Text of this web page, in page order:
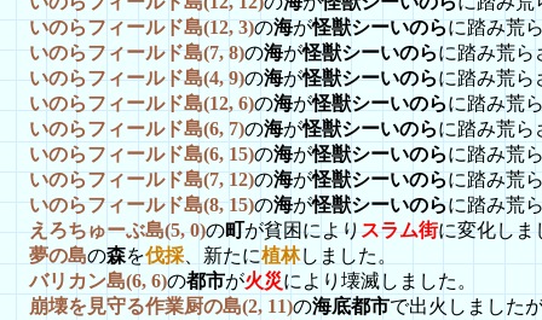
いのらフィールド島(12, 3)の海が怪獣シーいのらに踏み荒
いのらフィールド島(7, 8)の海が怪獣シーいのらに踏み荒ら
いのらフィールド島(4, 9)の海が怪獣シーいのらに踏み荒ら
いのらフィールド島(12, 6)の海が怪獣シーいのらに踏み荒
いのらフィールド島(6, 7)の海が怪獣シーいのらに踏み荒ら
いのらフィールド島(6, 15)の海が怪獣シーいのらに踏み荒
いのらフィールド島(7, 12)の海が怪獣シーいのらに踏み荒
いのらフィールド島(8, 15)の海が怪獣シーいのらに踏み荒
えろちゅーぶ島(5, 0)の町が貧困によりスラム街に変化しま
夢の島の森を伐採 、新たに植林しました。
バリカン島(6, 6)の都市が火災により壊滅しました。
崩壊を見守る作業厨の島(2, 11)の海底都市で出火しました